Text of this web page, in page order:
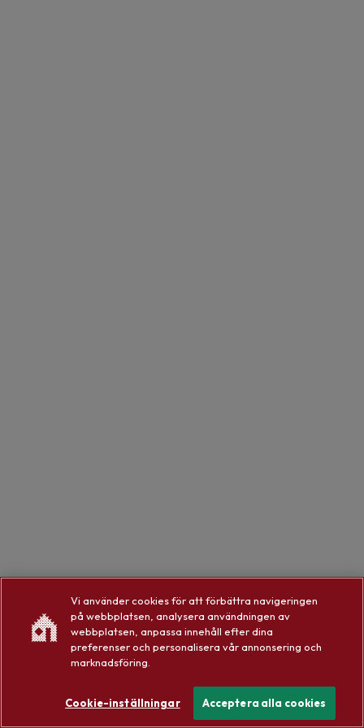
Vi använder cookies för att förbättra navigeringen
på webbplatsen, analysera användningen av
webbplatsen, anpassa innehåll efter dina
preferenser och personalisera vår annonsering och
marknadsföring.
Cookie-inställningar Acceptera alla cookies